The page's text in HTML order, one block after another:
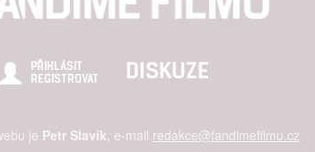
PŘIHLÁSIT
REGISTROVAT
DISKUZE
je Petr Slavík, e-mail redakce@fandimefilmu.cz